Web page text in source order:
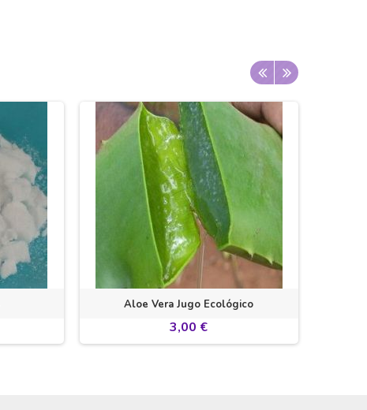
Aloe Vera Jugo Ecológico
3,00 €